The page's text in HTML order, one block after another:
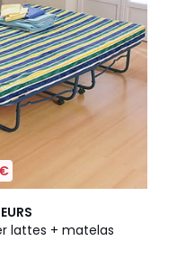
lattes + matelas